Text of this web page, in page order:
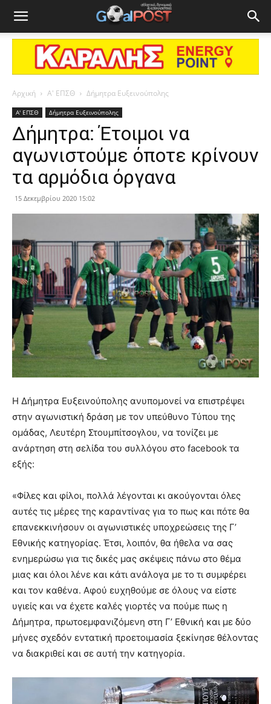
Αρχική Α' ΕΠΣΘ Δήμητρα Ευξεινούπολης
Α' ΕΠΣΘ Δήμητρα Ευξεινούπολης
Δήμητρα: Έτοιμοι να
αγωνιστούμε όποτε κρίνουν
τα αρμόδια όργανα
15 Δεκεμβρίου 2020 15:02
Η Δήμητρα Ευξεινούπολης ανυπομονεί να επιστρέψει
στην αγωνιστική δράση με τον υπεύθυνο Τύπου της
ομάδας, Λευτέρη Στουμπίτσογλου, να τονίζει με
ανάρτηση στη σελίδα του συλλόγου στο facebook τα
εξής:
«Φίλες και φίλοι, πολλά λέγονται κι ακούγονται όλες
αυτές τις μέρες της καραντίνας για το πως και πότε θα
επανεκκινήσουν οι αγωνιστικές υποχρεώσεις της Γ’
Εθνικής κατηγορίας. Έτσι, λοιπόν, θα ήθελα να σας
ενημερώσω για τις δικές μας σκέψεις πάνω στο θέμα
μιας και όλοι λένε και κάτι ανάλογα με το τι συμφέρει
και τον καθένα. Αφού ευχηθούμε σε όλους να είστε
υγιείς και να έχετε καλές γιορτές να πούμε πως η
Δήμητρα, πρωτοεμφανιζόμενη στη Γ’ Εθνική και με δύο
μήνες σχεδόν εντατική προετοιμασία ξεκίνησε θέλοντας
να διακριθεί και σε αυτή την κατηγορία.